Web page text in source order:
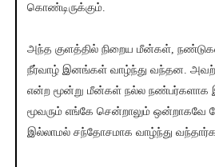
கொண்டிருக்கும்.
அந்த குளத்தில் நிறைய மீன்கள்,
நீர்வாழ் இனங்கள் வாழ்ந்து வந்தன.
என்ற மூன்று மீன்கள் நல்ல நண்பர்களாக
மூவரும் எங்கே சென்றாலும் ஒன்றாகவே
இல்லாமல் சந்தோசமாக வாழ்ந்து